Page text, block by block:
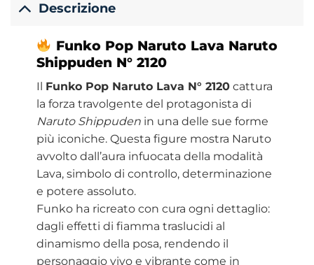
Descrizione
Funko Pop Naruto Lava Naruto
Shippuden N° 2120
Il Funko Pop Naruto Lava N° 2120cattura
la forza travolgente del protagonista di
Naruto Shippudenin una delle sue forme
più iconiche. Questa figure mostra Naruto
avvolto dall’aura infuocata della modalità
Lava, simbolo di controllo, determinazione
e potere assoluto.
Funko ha ricreato con cura ogni dettaglio:
dagli effetti di fiamma traslucidi al
dinamismo della posa, rendendo il
personaggio vivo e vibrante come in